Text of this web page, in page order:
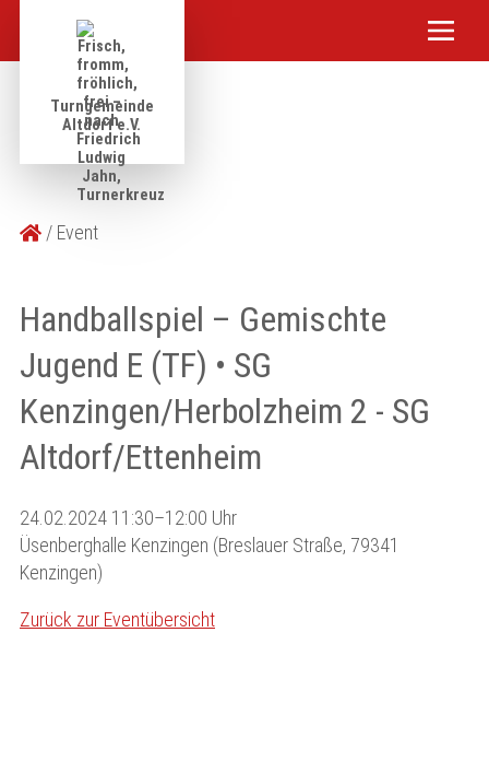
Turngemeinde
Altdorf e.V.
Event
Handballspiel – Gemischte
Jugend E (TF) • SG
Kenzingen/Herbolzheim 2 - SG
Altdorf/Ettenheim
24.02.2024 11:30–12:00 Uhr
Üsenberghalle Kenzingen (Breslauer Straße, 79341
Kenzingen)
Zurück zur Eventübersicht